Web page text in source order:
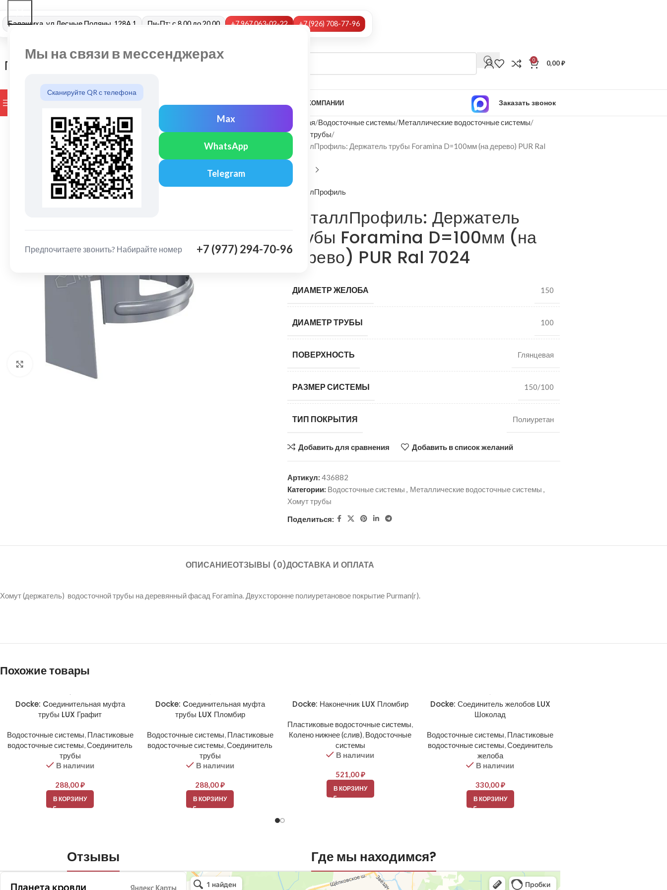
Мы на связи в мессенджерах
Сканируйте QR с телефона
Max
WhatsApp
Telegram
Предпочитаете звонить? Набирайте номер +7 (977) 294-70-96
Балашиха, ул Лесные Поляны, 128А 1 Пн-Пт: с 8.00 до 20.00 +7 967 063-02-22 +7 (926) 708-77-96
0 0,00₽
ПРОСМОТР КАТЕГОРИЙ БРЕНДЫ О КОМПАНИИ Заказать звонок
Нажмите, чтобы увеличить
Главная Водосточные системы Металлические водосточные системы
Хомут трубы
МеталлПрофиль: Держатель трубы Foramina D=100мм (на дерево) PUR Ral
7024
МеталлПрофиль
МеталлПрофиль: Держатель
трубы Foramina D=100мм (на
дерево) PUR Ral 7024
ДИАМЕТР ЖЕЛОБА 150
ДИАМЕТР ТРУБЫ 100
ПОВЕРХНОСТЬ Глянцевая
РАЗМЕР СИСТЕМЫ 150/100
ТИП ПОКРЫТИЯ Полиуретан
Добавить для сравнения Добавить в список желаний
Артикул:436882
Категории: Водосточные системы , Металлические водосточные системы ,
Хомут трубы
Поделиться:
ОПИСАНИЕОТЗЫВЫ (0)ДОСТАВКА И ОПЛАТА
Хомут (держатель) водосточной трубы на деревянный фасад Foramina. Двухсторонне полиуретановое покрытие Purman(r).
Похожие товары
Docke: Cоединительная муфта
трубы LUX Графит
Водосточные системы, Пластиковые
водосточные системы,Соединитель
трубы
В наличии
288,00₽
В КОРЗИНУ
Docke: Cоединительная муфта
трубы LUX Пломбир
Водосточные системы, Пластиковые
водосточные системы,Соединитель
трубы
В наличии
288,00₽
В КОРЗИНУ
Docke: Наконечник LUX Пломбир
Пластиковые водосточные системы,
Колено нижнее (слив), Водосточные
системы
В наличии
521,00₽
В КОРЗИНУ
Docke: Соединитель желобов LUX
Шоколад
Водосточные системы, Пластиковые
водосточные системы,Соединитель
желоба
В наличии
330,00₽
В КОРЗИНУ
Отзывы Где мы находимся?
Планета кровли
Кровля и кровельные материалы в Балашихе